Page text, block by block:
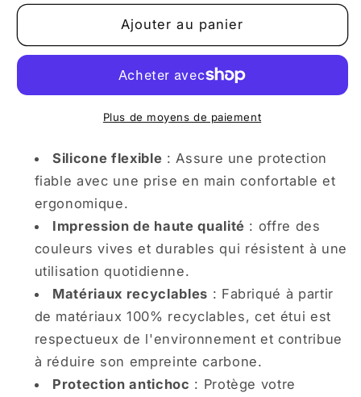
quantité
Étui
Ambiance
Flamant
Rose
Ensoleillé
quantité
de
Étui
iPhone
Ambiance
de
Flamant
Ensoleillé
Ajouter au panier
Plus de moyens de paiement
Silicone flexible : Assure une protection
fiable avec une prise en main confortable et
ergonomique.
Impression de haute qualité : offre des
couleurs vives et durables qui résistent à une
utilisation quotidienne.
Matériaux recyclables : Fabriqué à partir
de matériaux 100% recyclables, cet étui est
respectueux de l'environnement et contribue
à réduire son empreinte carbone.
Protection antichoc : Protège votre